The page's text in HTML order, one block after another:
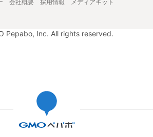
会社概要 採用情報 メディアキット
Pepabo, Inc. All rights reserved.